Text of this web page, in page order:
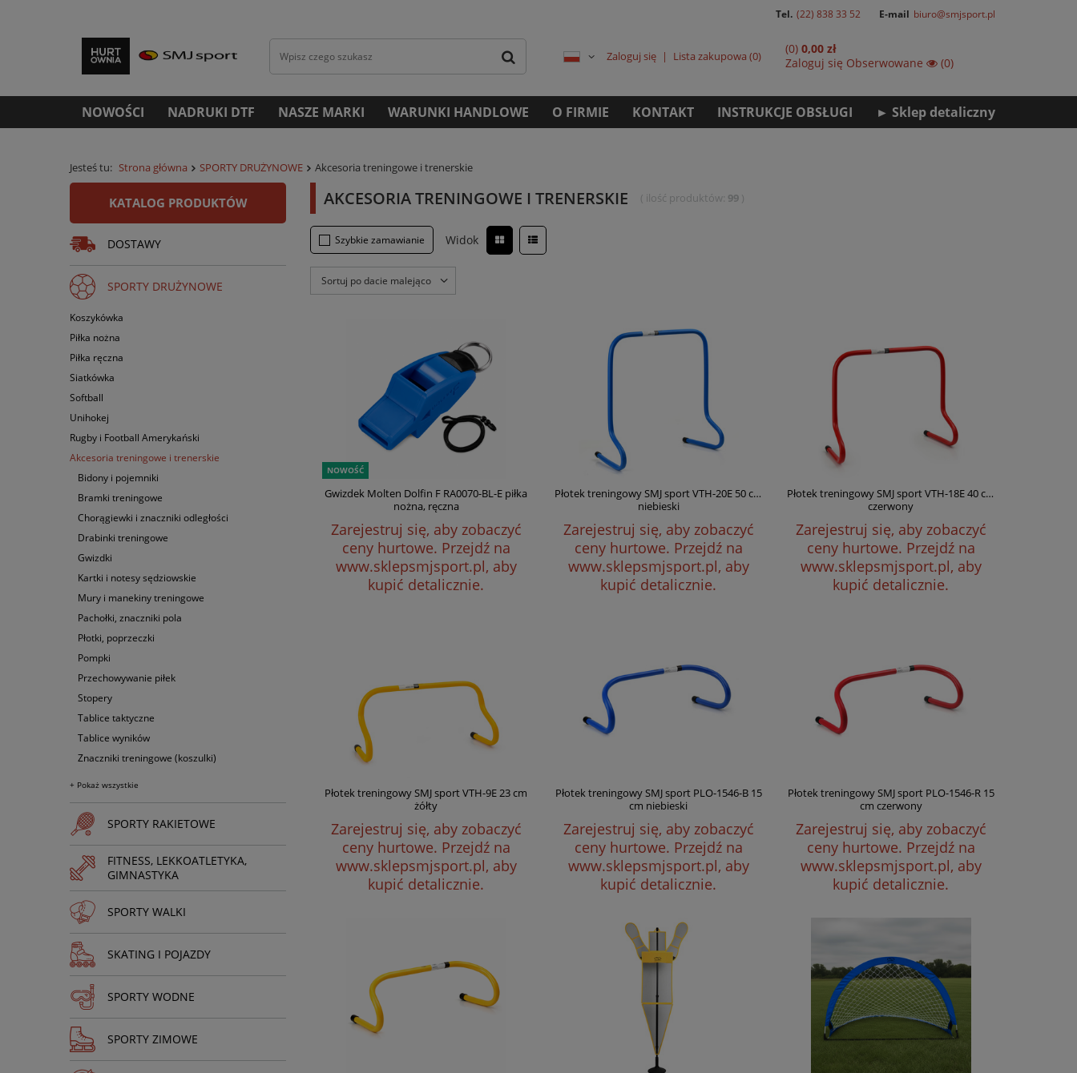
Tel. (22) 838 33 52 E-mail biuro@smjsport.pl
Zaloguj się Lista zakupowa 0 (0) 0,00 zł
Zaloguj się Obserwowane (0)
NOWOŚCI NADRUKI DTF NASZE MARKI WARUNKI HANDLOWE O FIRMIE KONTAKT INSTRUKCJE OBSŁUGI ► Sklep detaliczny
Jesteś tu: Strona główna SPORTY DRUŻYNOWE Akcesoria treningowe i trenerskie
KATALOG PRODUKTÓW
DOSTAWY
SPORTY DRUŻYNOWE
Koszykówka
Piłka nożna
Piłka ręczna
Siatkówka
Softball
Unihokej
Rugby i Football Amerykański
Akcesoria treningowe i trenerskie
Bidony i pojemniki
Bramki treningowe
Chorągiewki i znaczniki odległości
Drabinki treningowe
Gwizdki
Kartki i notesy sędziowskie
Mury i manekiny treningowe
Pachołki, znaczniki pola
Płotki, poprzeczki
Pompki
Przechowywanie piłek
Stopery
Tablice taktyczne
Tablice wyników
Znaczniki treningowe (koszulki)
+ Pokaż wszystkie
SPORTY RAKIETOWE
FITNESS, LEKKOATLETYKA,
GIMNASTYKA
SPORTY WALKI
SKATING I POJAZDY
SPORTY WODNE
SPORTY ZIMOWE
AKCESORIA TRENINGOWE I TRENERSKIE ( ilość produktów: 99 )
Szybkie zamawianie Widok
Sortuj po dacie malejąco
NOWOŚĆ
Gwizdek Molten Dolfin F RA0070-BL-E piłka
nożna, ręczna
Zarejestruj się, aby zobaczyć
ceny hurtowe. Przejdź na
www.sklepsmjsport.pl, aby
kupić detalicznie.
Płotek treningowy SMJ sport VTH-20E 50 cm
niebieski
Zarejestruj się, aby zobaczyć
ceny hurtowe. Przejdź na
www.sklepsmjsport.pl, aby
kupić detalicznie.
Płotek treningowy SMJ sport VTH-18E 40 cm
czerwony
Zarejestruj się, aby zobaczyć
ceny hurtowe. Przejdź na
www.sklepsmjsport.pl, aby
kupić detalicznie.
Płotek treningowy SMJ sport VTH-9E 23 cm
żółty
Zarejestruj się, aby zobaczyć
ceny hurtowe. Przejdź na
www.sklepsmjsport.pl, aby
kupić detalicznie.
Płotek treningowy SMJ sport PLO-1546-B 15
cm niebieski
Zarejestruj się, aby zobaczyć
ceny hurtowe. Przejdź na
www.sklepsmjsport.pl, aby
kupić detalicznie.
Płotek treningowy SMJ sport PLO-1546-R 15
cm czerwony
Zarejestruj się, aby zobaczyć
ceny hurtowe. Przejdź na
www.sklepsmjsport.pl, aby
kupić detalicznie.